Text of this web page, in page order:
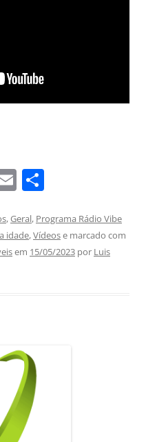
E
ai
l
ar
e
,Geral, Programa Rádio Vibe
idade,Vídeose marcado com
em 15/05/2023 por Luis